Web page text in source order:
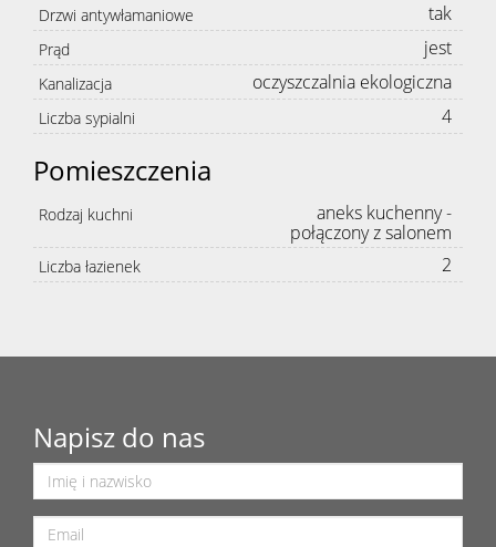
Drzwi antywłamaniowe tak
Prąd jest
Kanalizacja oczyszczalnia ekologiczna
Liczba sypialni 4
Pomieszczenia
Rodzaj kuchni
aneks kuchenny -
połączony z salonem
Liczba łazienek 2
Napisz do nas